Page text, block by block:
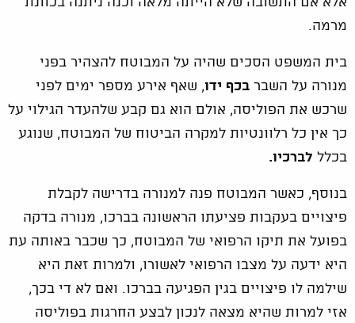
מרמה.
בית המשפט הסכים שהיה על המבוטח להצהיר בפני
מנורה על השבר בכף ידו, שאף אירע מספר ימים לפני
שרכש את הפוליסה, אולם הוא גם קבע שלהעדר הגילוי על
כך אין כל רלוונטיות למקרה הביטוח של המבוטח, שנוגע
בכלל לברכיו.
בנוסף, כאשר המבוטח פנה למנורה בדרישה לקבלת
פיצויים בעקבות פציעתו הראשונה בברכו, מנורה בדקה
בפועל את תיקו הרפואי של המבוטח, כך שכבר באותה עת
היא ידעה על מצבו הרפואי לאשורו, ולמרות זאת היא
שילמה לו פיצויים בגין הפגיעה בברכו. ואם לא די בכך,
אזי למרות שהיא מצאה לנכון לבצע החרגות בפוליסה